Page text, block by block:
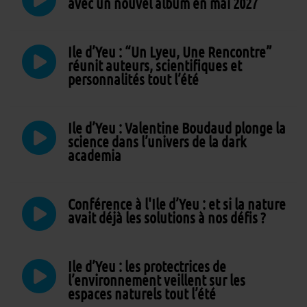
Ile d’Yeu : “Un Lyeu, Une Rencontre”
réunit auteurs, scientifiques et
personnalités tout l’été
Ile d’Yeu : Valentine Boudaud plonge la
science dans l’univers de la dark
academia
Conférence à l'Ile d’Yeu : et si la nature
avait déjà les solutions à nos défis ?
Ile d’Yeu : les protectrices de
l’environnement veillent sur les
espaces naturels tout l’été